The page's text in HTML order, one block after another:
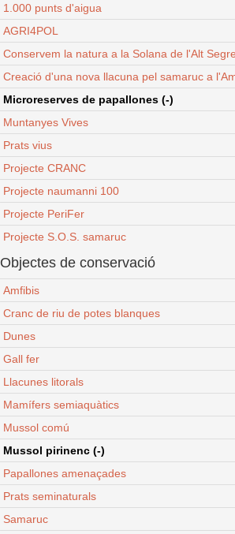
1.000 punts d'aigua
AGRI4POL
Conservem la natura a la Solana de l'Alt
Creació d'una nova llacuna pel samaruc a
Microreserves de papallones (-)
Muntanyes Vives
Prats vius
Projecte CRANC
Projecte naumanni 100
Projecte PeriFer
Projecte S.O.S. samaruc
Objectes de conservació
Amfibis
Cranc de riu de potes blanques
Dunes
Gall fer
Llacunes litorals
Mamífers semiaquàtics
Mussol comú
Mussol pirinenc (-)
Papallones amenaçades
Prats seminaturals
Samaruc